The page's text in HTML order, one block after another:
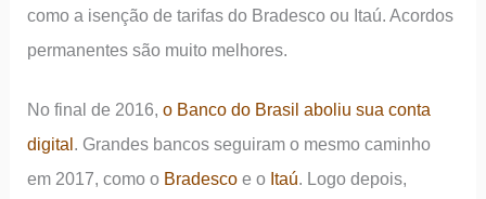
como a isenção de tarifas do Bradesco ou Itaú. Acordos
permanentes são muito melhores.
No final de 2016,o Banco do Brasil aboliu sua conta
digital . Grandes bancos seguiram o mesmo caminho
em 2017, como o Bradesco e o Itaú. Logo depois,